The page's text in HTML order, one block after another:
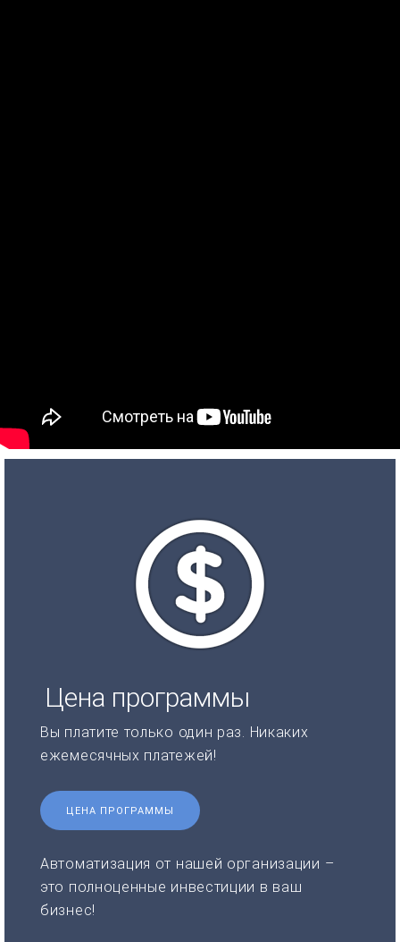
Цена программы
Вы платите только один раз. Никаких
ежемесячных платежей!
ЦЕНА ПРОГРАММЫ
Автоматизация от нашей организации –
это полноценные инвестиции в ваш
бизнес!